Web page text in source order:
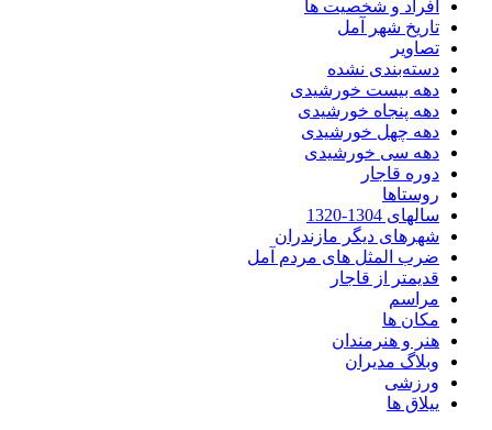
افراد و شخصیت ها
تاریخ شهر آمل
تصاویر
دسته‌بندی نشده
دهه بیست خورشیدی
دهه پنجاه خورشیدی
دهه چهل خورشیدی
دهه سی خورشیدی
دوره قاجار
روستاها
سالهای 1304-1320
شهرهای دیگر مازندران
ضرب المثل های مردم آمل
قدیمتر از قاجار
مراسم
مکان ها
هنر و هنرمندان
وبلاگ مدیران
ورزشی
ییلاق ها